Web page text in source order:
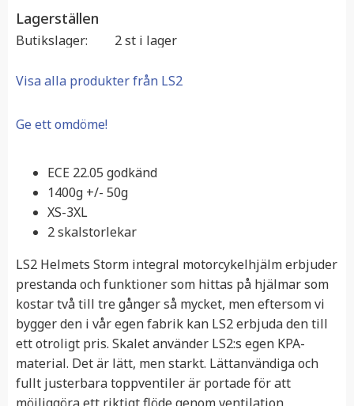
Lagerställen
Butikslager 2 st i lager
Visa alla produkter från LS2
Ge ett omdöme!
ECE 22.05 godkänd
1400g +/- 50g
XS-3XL
2 skalstorlekar
LS2 Helmets Storm integral motorcykelhjälm erbjuder
prestanda och funktioner som hittas på hjälmar som
kostar två till tre gånger så mycket, men eftersom vi
bygger den i vår egen fabrik kan LS2 erbjuda den till
ett otroligt pris. Skalet använder LS2:s egen KPA-
material. Det är lätt, men starkt. Lättanvändiga och
fullt justerbara toppventiler är portade för att